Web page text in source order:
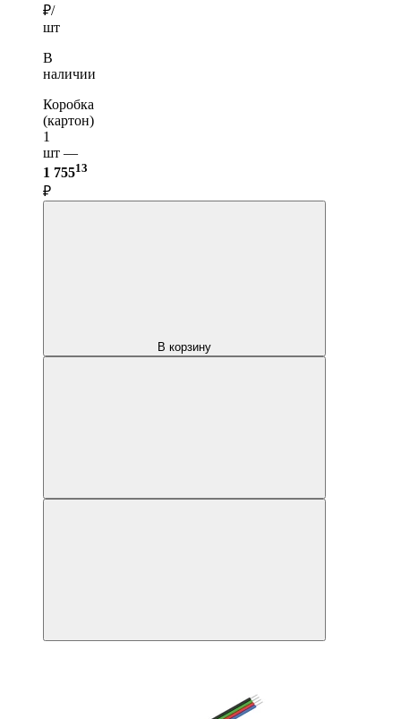
₽/
шт
В
наличии
Коробка
(картон)
1
шт —
1 75513
₽
В корзину